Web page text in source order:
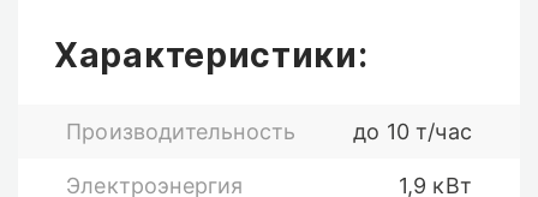
Характеристики:
Производительность до 10 т/час
Электроэнергия 1,9 кВт